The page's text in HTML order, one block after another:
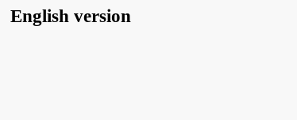
English version